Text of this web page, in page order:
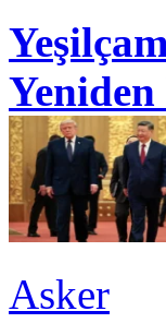
Asker